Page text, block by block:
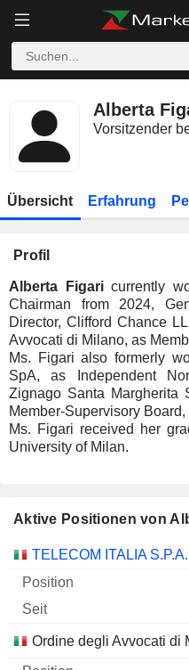
Alberta
Vorsitzender
Übersicht Erfahrung
Profil
Alberta Figaricurrently
Chairman from 2024,
Director, Clifford Chance
Avvocati di Milano, as
Ms. Figari also formerly
SpA, as Independent
Zignago Santa Margherita
Member-Supervisory
Ms. Figari received her
University of Milan.
Aktive Positionen von
Unternehmen Position
TELECOM ITALIA S.P.A.
Ordine degli Avvocati di